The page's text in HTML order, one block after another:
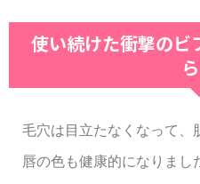
使い続けた衝撃のビ
毛穴は目立たなくなって、
唇の色も健康的になりまし